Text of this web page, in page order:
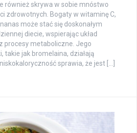
również skrywa w sobie mnóstwo
zdrowotnych. Bogaty w witaminę C,
może stać się doskonałym
diecie, wspierając układ
procesy metaboliczne. Jego
takie jak bromelaina, działają
sprawia, że jest […]